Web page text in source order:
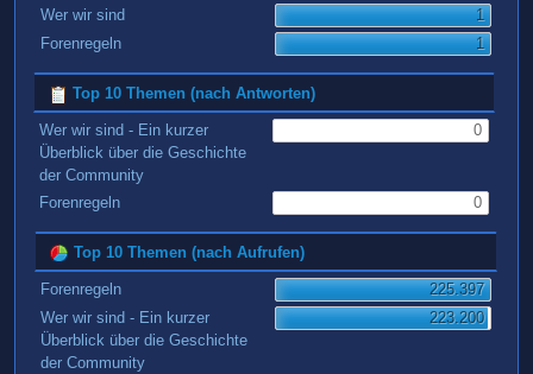
Wer wir sind
1
Forenregeln
1
Top 10 Themen (nach Antworten)
Wer wir sind - Ein kurzer
Überblick über die Geschichte
der Community
0
Forenregeln 0
Top 10 Themen (nach Aufrufen)
Forenregeln
225.397
Wer wir sind - Ein kurzer
Überblick über die Geschichte
der Community
223.200